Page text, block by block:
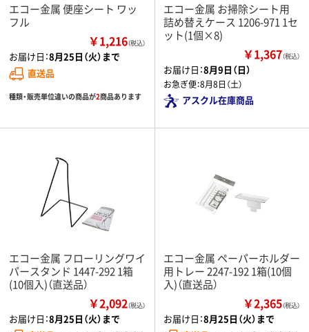
エコー金属 便座シート ワッ
フル
￥1,216（税込）
お届け日：8月25日（火）まで
直送品
種類・販売単位違いの商品が2商品あります
エコー金属 お掃除シート用
詰め替えケース 1206-971 1セ
ット(1個×8)
￥1,367（税込）
お届け日：8月9日（日）
お急ぎ便：8月8日（土）
アスクル在庫商品
エコー金属 フローリングワイ
パースタンド 1447-292 1箱
(10個入)（直送品）
￥2,092（税込）
お届け日：8月25日（火）まで
エコー金属 ペーパーホルダー
用トレー 2247-192 1箱(10個
入)（直送品）
￥2,365（税込）
お届け日：8月25日（火）まで